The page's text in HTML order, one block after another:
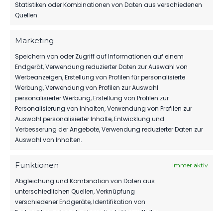
Statistiken oder Kombinationen von Daten aus verschiedenen
Quellen.
Marketing
Speichern von oder Zugriff auf Informationen auf einem
Endgerät, Verwendung reduzierter Daten zur Auswahl von
Werbeanzeigen, Erstellung von Profilen für personalisierte
Werbung, Verwendung von Profilen zur Auswahl
personalisierter Werbung, Erstellung von Profilen zur
Personalisierung von Inhalten, Verwendung von Profilen zur
Auswahl personalisierter Inhalte, Entwicklung und
Verbesserung der Angebote, Verwendung reduzierter Daten zur
Auswahl von Inhalten.
Funktionen Immer aktiv
Abgleichung und Kombination von Daten aus
unterschiedlichen Quellen, Verknüpfung
verschiedener Endgeräte, Identifikation von
FSV 63 LUCKENWALDE
E.V.
Mit Kopf und Fuß für
Luckenwalde.
SEIT
1963
ZUHAUSE
STANDORT
Luckenwalde
MBS VERLÄNGERT
SEIN SPONSORING
BEIM FSV
6. August 2026
HERBER DÄMPFER
AUF DEM WEG ZUM
TILL JACOBI!
31. Juli 2026